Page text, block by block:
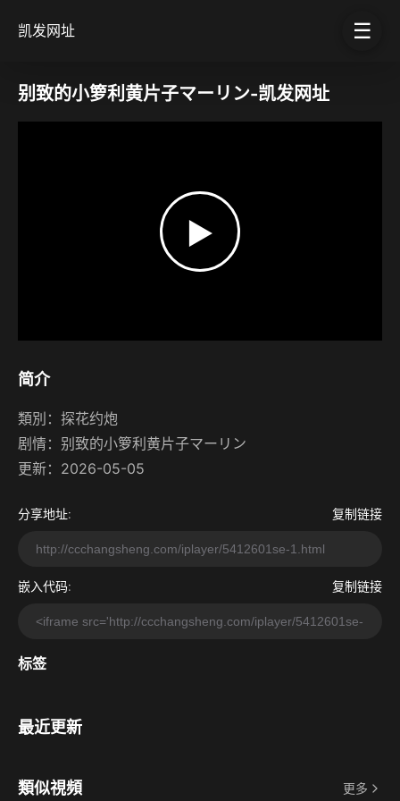
凯发网址 ☰
别致的小箩利黄片子マーリン-凯发网址
▶
简介
類別： 探花约炮
剧情： 别致的小箩利黄片子マーリン
更新：2026-05-05
分享地址: 复制链接
嵌入代码: 复制链接
标签
最近更新
類似視頻 更多